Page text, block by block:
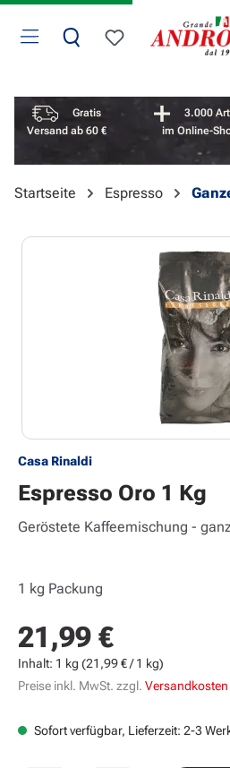
Zum Hauptinhalt springen
Du hast 0
Vorteile überspringen
Gratis
Versand ab 60 €
3.000
im Online-
Startseite Espresso
Bildergalerie überspringen
Casa Rinaldi
Espresso Oro 1 Kg
Geröstete Kaffeemischung -
1 kg Packung
Regulärer Preis:
21,99 €
Inhalt: 1 kg (21,99 € / 1 kg)
Preise inkl. MwSt. zzgl. Versandkosten
Sofort verfügbar, Lieferzeit: 2-3